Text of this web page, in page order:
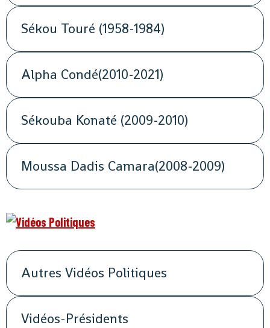
Sékou Touré (1958-1984)
Alpha Condé(2010-2021)
Sékouba Konaté (2009-2010)
Moussa Dadis Camara(2008-2009)
Autres Vidéos Politiques
Vidéos-Présidents